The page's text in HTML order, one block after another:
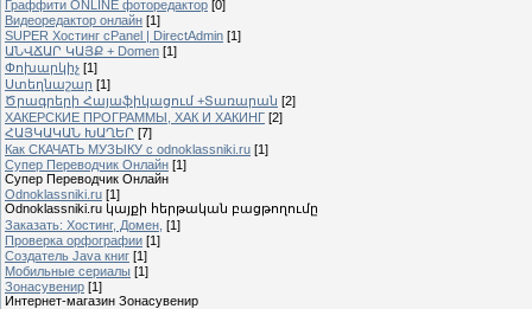
Граффити ONLINE фоторедактор [0]
Видеоредактор онлайн [1]
SUPER Xостинг cPanel | DirectAdmin [1]
ԱՆՎՃԱՐ ԿԱՅՔ + Domen [1]
Փոխարկիչ [1]
Ստեղնաշար [1]
Ծրագրերի Հայաֆիկացում +Տառարան [2]
ХАКЕРСКИЕ ПРОГРАММЫ, ХАК И ХАКИНГ [2]
ՀԱՅԿԱԿԱՆ ԽԱՂԵՐ [7]
Как СКАЧАТЬ МУЗЫКУ с odnoklassniki.ru [1]
Cупер Переводчик Oнлайн [1]
Cупер Переводчик Oнлайн
Odnoklassniki.ru [1]
Odnoklassniki.ru կայքի հերթական բացթողումը
Заказать: Хостинг, Домен, [1]
Проверка орфографии [1]
Создатель Java книг [1]
Мобильные сериалы [1]
Зонасувенир [1]
Интернет-магазин Зонасувенир